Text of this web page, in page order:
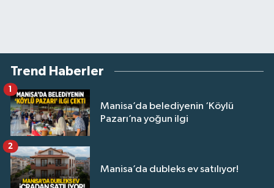
Trend Haberler
Manisa’da belediyenin ‘Köylü
Pazarı’na yoğun ilgi
1
Manisa’da dubleks ev satılıyor!
2